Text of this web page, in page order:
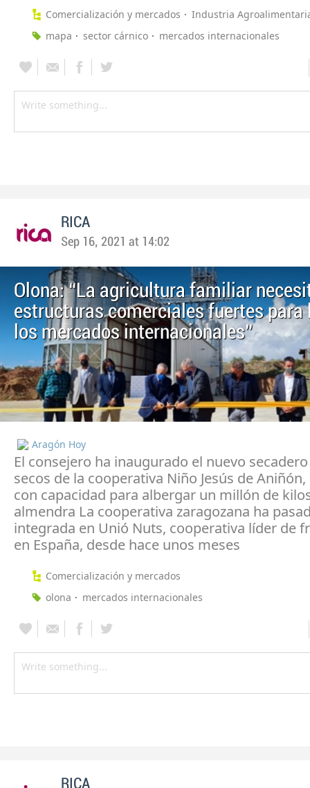
Comercialización y mercados
Industria
mapa
sector cárnico mercados internacionales
RICA
Sep 16, 2021 at 14:02
Olona: “La agricultura familiar
estructuras comerciales fuertes para
los mercados internacionales”
Aragón Hoy
El consejero ha inaugurado el nuevo
secos de la cooperativa Niño Jesús de
con capacidad para albergar un millón de
almendra La cooperativa zaragozana ha
integrada en Unió Nuts, cooperativa líder de
en España, desde hace unos meses
Comercialización y mercados
olona
mercados internacionales
RICA